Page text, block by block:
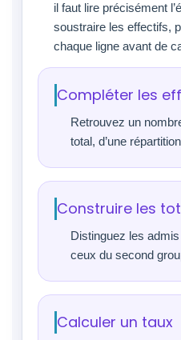
il faut lire précisément
soustraire les effectifs,
chaque ligne avant de
Compléter les
Retrouvez un
total, d’une
Construire les
Distinguez les
ceux du second
Calculer un taux